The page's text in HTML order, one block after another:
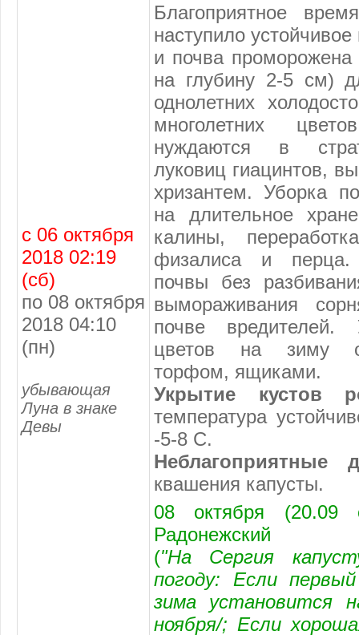
с 06 октября
2018 02:19
(сб)
по 08 октября
2018 04:10
(пн)
убывающая
Луна в знаке
Девы
Благоприятное
наступило
и почва
на глубину 2-5 см)
однолетних
многолетних
нуждаются в
луковиц гиацинтов,
хризантем. Уборка
на длительное
калины,
физалиса и перца.
почвы без
вымораживания
почве вредителей.
цветов на зиму
торфом, ящиками.
Укрытие кустов
температура
-5-8 С.
Неблагоприятные
квашения капусты.
08 октября (20.09
Радонежский
("На Сергия
погоду: Если
зима установится
ноября/; Если